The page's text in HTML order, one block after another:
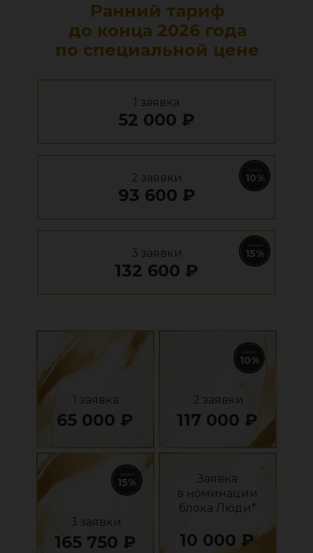
117 000 ₽
165 750 ₽
1 заявка 2 заявки
3 заявки
10%
15%
Заявка
в номинации
блока Люди*
10 000 ₽
65 000 ₽
3 заявки
132 600 ₽
2 заявки
93 600 ₽
1 заявка
52 000 ₽
10%
15%
Ранний тариф
до конца 2026 года
по специальной цене